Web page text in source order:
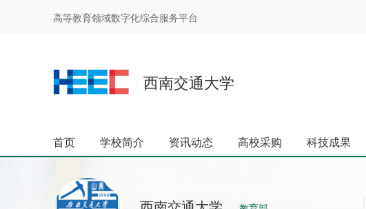
高等教育领域数字化综合服务平台
西南交通大学
首页 学校简介 资讯动态 高校采购 科技成果